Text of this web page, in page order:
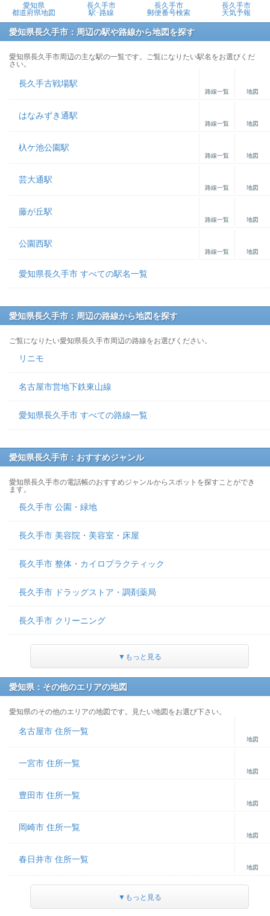
愛知県
都道府県地図
長久手市
駅･路線
長久手市
郵便番号検索
長久手市
天気予報
愛知県長久手市：周辺の駅や路線から地図を探す
愛知県長久手市周辺の主な駅の一覧です。ご覧になりたい駅名をお選びくだ
さい。
長久手古戦場駅
路線一覧 地図
はなみずき通駅
路線一覧 地図
杁ケ池公園駅
路線一覧 地図
芸大通駅
路線一覧 地図
藤が丘駅
路線一覧 地図
公園西駅
路線一覧 地図
愛知県長久手市 すべての駅名一覧
愛知県長久手市：周辺の路線から地図を探す
ご覧になりたい愛知県長久手市周辺の路線をお選びください。
リニモ
名古屋市営地下鉄東山線
愛知県長久手市 すべての路線一覧
愛知県長久手市：おすすめジャンル
愛知県長久手市の電話帳のおすすめジャンルからスポットを探すことができ
ます。
長久手市 公園・緑地
長久手市 美容院・美容室・床屋
長久手市 整体・カイロプラクティック
長久手市 ドラッグストア・調剤薬局
長久手市 クリーニング
▼もっと見る
愛知県：その他のエリアの地図
愛知県のその他のエリアの地図です。見たい地図をお選び下さい。
名古屋市 住所一覧
地図
一宮市 住所一覧
地図
豊田市 住所一覧
地図
岡崎市 住所一覧
地図
春日井市 住所一覧
地図
▼もっと見る